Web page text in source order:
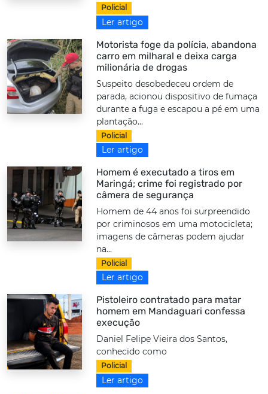
Policial
Ler artigo
Motorista foge da polícia, abandona
carro em milharal e deixa carga
milionária de drogas
Suspeito desobedeceu ordem de
parada, acionou dispositivo de fumaça
durante a fuga e escapou a pé em uma
plantação...
Policial
Ler artigo
Homem é executado a tiros em
Maringá; crime foi registrado por
câmera de segurança
Homem de 44 anos foi surpreendido
por criminosos em uma motocicleta;
imagens de câmeras podem ajudar
na...
Policial
Ler artigo
Pistoleiro contratado para matar
homem em Mandaguari confessa
execução
Daniel Felipe Vieira dos Santos,
conhecido como
Policial
Ler artigo